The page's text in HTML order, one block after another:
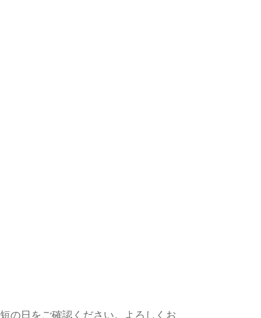
の日をご確認ください。よろしくお